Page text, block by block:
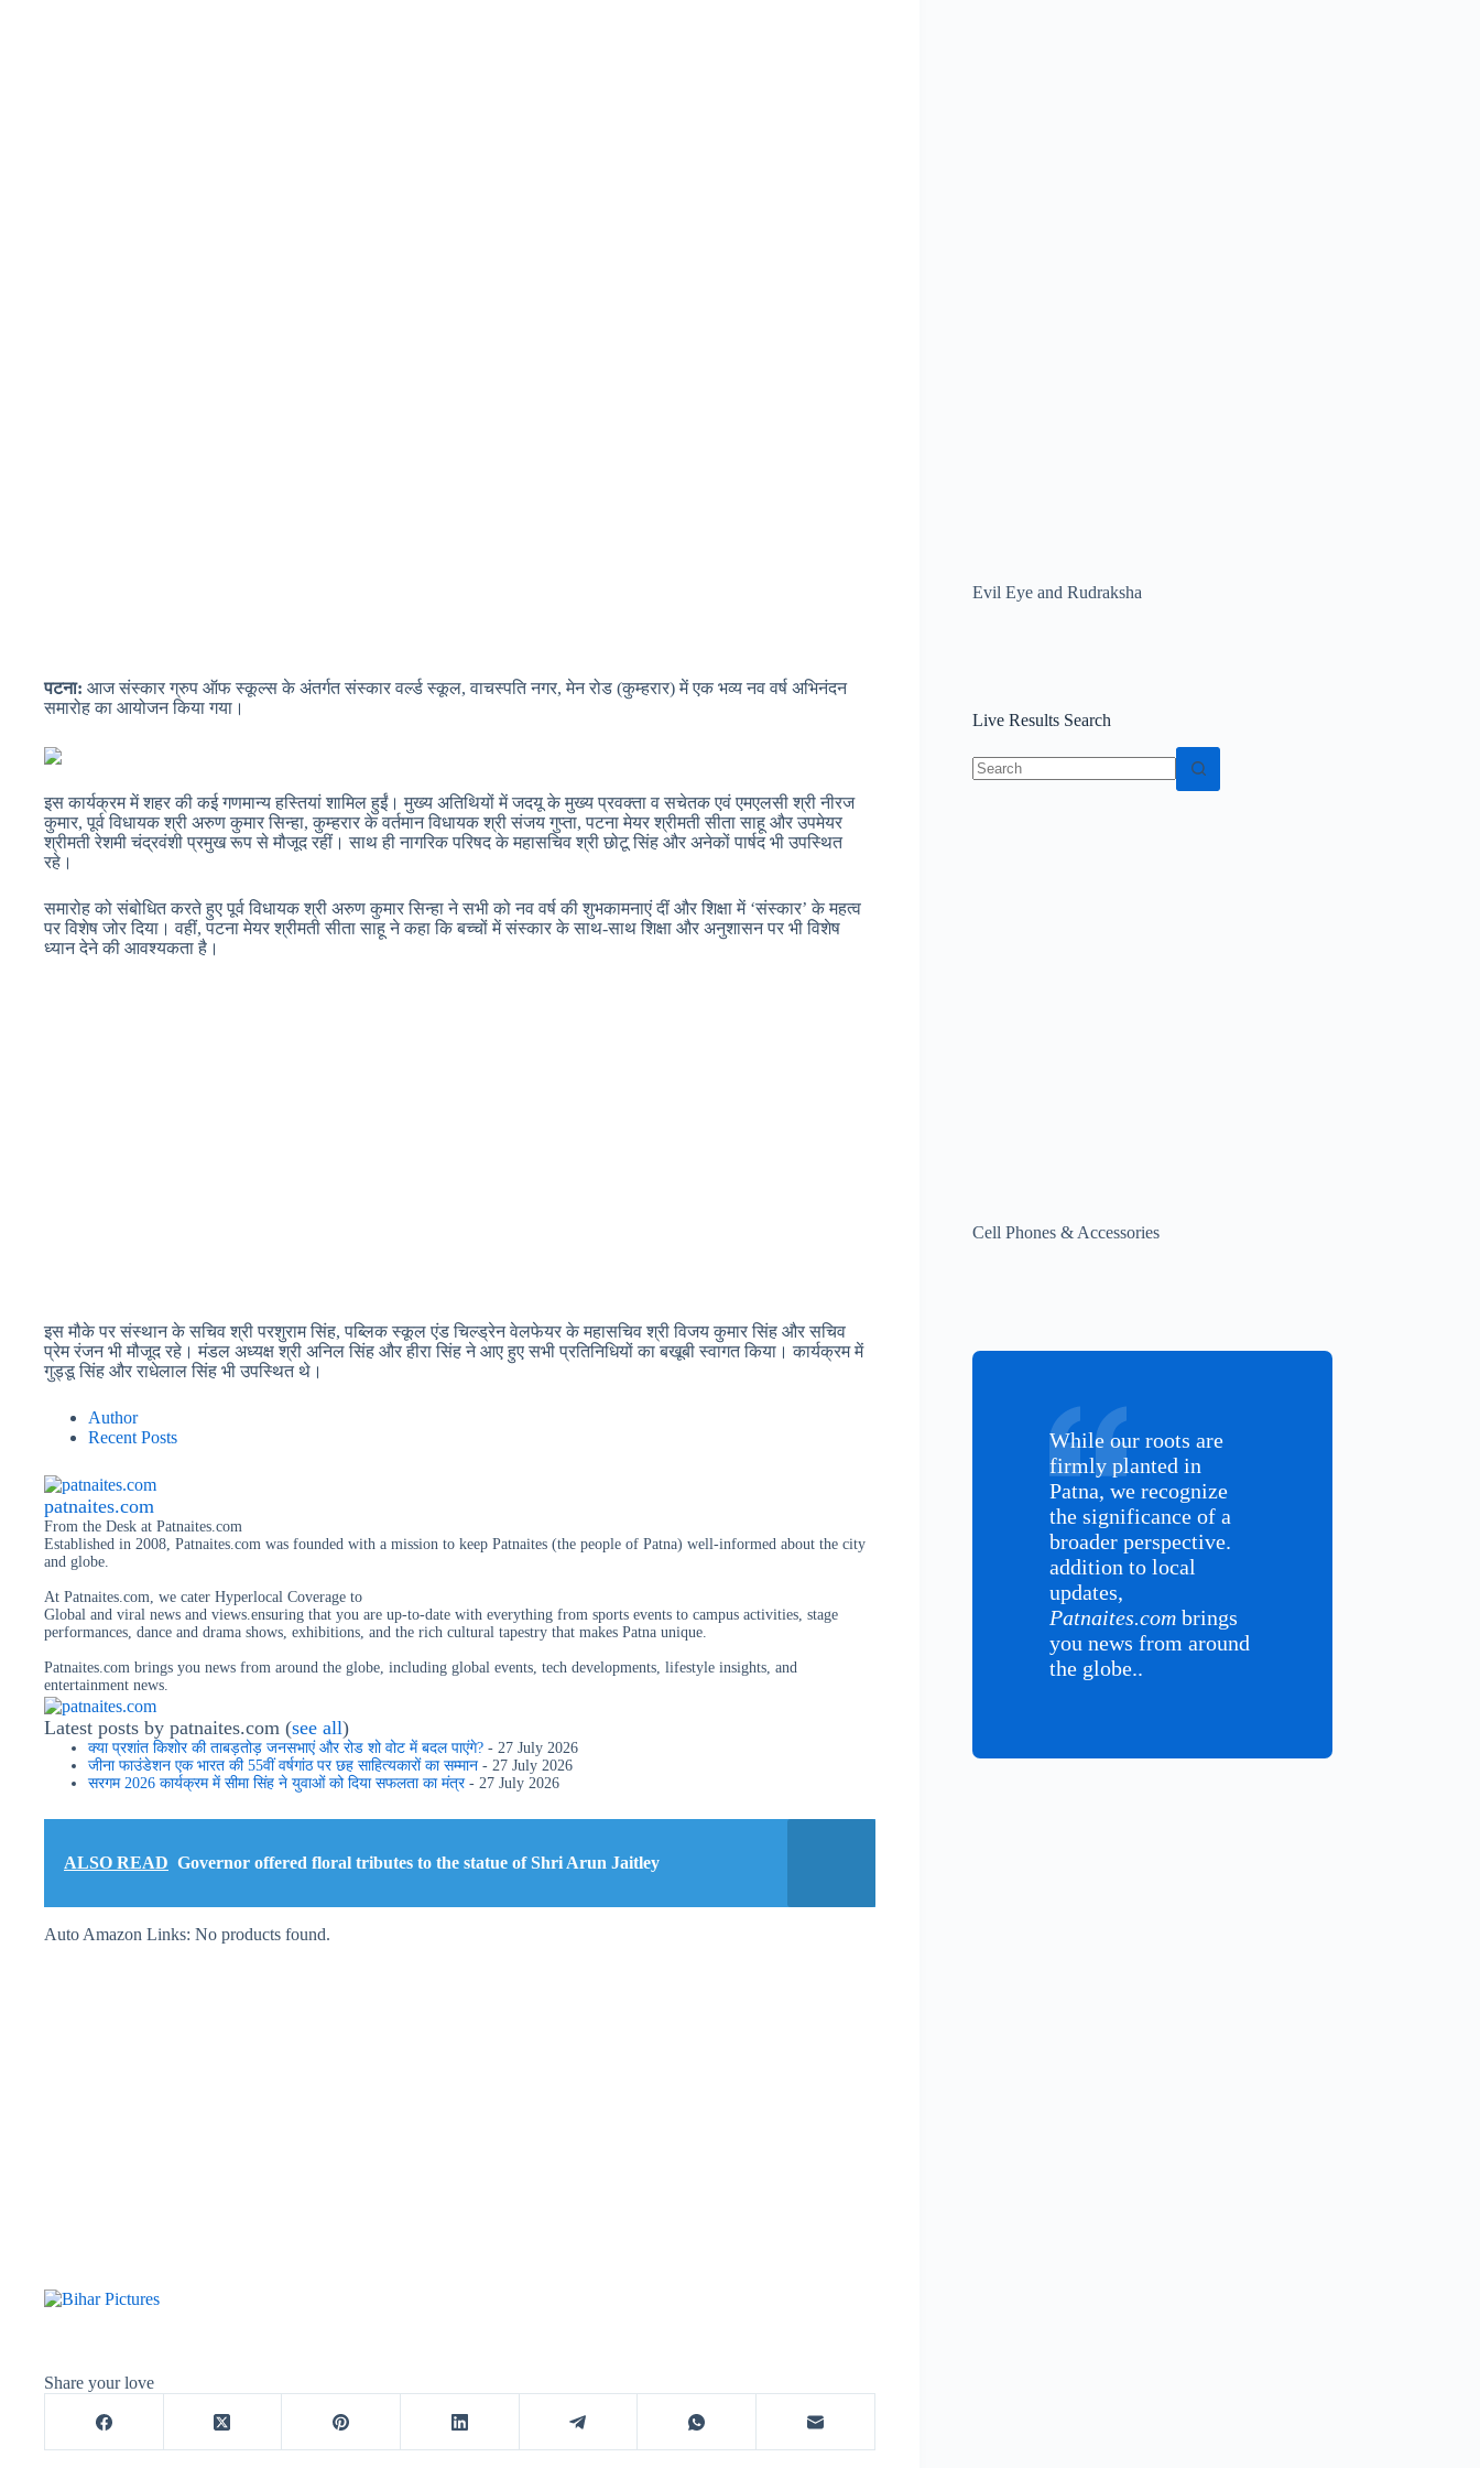
पटना: आज संस्कार ग्रुप ऑफ स्कूल्स के अंतर्गत संस्कार वर्ल्ड स्कूल, वाचस्पति नगर, मेन रोड (कुम्हरार) में एक भव्य नव वर्ष अभिनंदन
समारोह का आयोजन किया गया।
इस कार्यक्रम में शहर की कई गणमान्य हस्तियां शामिल हुईं। मुख्य अतिथियों में जदयू के मुख्य प्रवक्ता व सचेतक एवं एमएलसी श्री नीरज
कुमार, पूर्व विधायक श्री अरुण कुमार सिन्हा, कुम्हरार के वर्तमान विधायक श्री संजय गुप्ता, पटना मेयर श्रीमती सीता साहू और उपमेयर
श्रीमती रेशमी चंद्रवंशी प्रमुख रूप से मौजूद रहीं। साथ ही नागरिक परिषद के महासचिव श्री छोटू सिंह और अनेकों पार्षद भी उपस्थित
रहे।
समारोह को संबोधित करते हुए पूर्व विधायक श्री अरुण कुमार सिन्हा ने सभी को नव वर्ष की शुभकामनाएं दीं और शिक्षा में ‘संस्कार’ के महत्व
पर विशेष जोर दिया। वहीं, पटना मेयर श्रीमती सीता साहू ने कहा कि बच्चों में संस्कार के साथ-साथ शिक्षा और अनुशासन पर भी विशेष
ध्यान देने की आवश्यकता है।
इस मौके पर संस्थान के सचिव श्री परशुराम सिंह, पब्लिक स्कूल एंड चिल्ड्रेन वेलफेयर के महासचिव श्री विजय कुमार सिंह और सचिव
प्रेम रंजन भी मौजूद रहे। मंडल अध्यक्ष श्री अनिल सिंह और हीरा सिंह ने आए हुए सभी प्रतिनिधियों का बखूबी स्वागत किया। कार्यक्रम में
गुड्डू सिंह और राधेलाल सिंह भी उपस्थित थे।
Author
Recent Posts
patnaites.com
From the Desk at Patnaites.com
Established in 2008, Patnaites.com was founded with a mission to keep Patnaites (the people of Patna) well-informed about the city
and globe.
At Patnaites.com, we cater Hyperlocal Coverage to
Global and viral news and views.ensuring that you are up-to-date with everything from sports events to campus activities, stage
performances, dance and drama shows, exhibitions, and the rich cultural tapestry that makes Patna unique.
Patnaites.com brings you news from around the globe, including global events, tech developments, lifestyle insights, and
entertainment news.
Latest posts by patnaites.com (see all)
क्या प्रशांत किशोर की ताबड़तोड़ जनसभाएं और रोड शो वोट में बदल पाएंगे? - 27 July 2026
जीना फाउंडेशन एक भारत की 55वीं वर्षगांठ पर छह साहित्यकारों का सम्मान - 27 July 2026
सरगम 2026 कार्यक्रम में सीमा सिंह ने युवाओं को दिया सफलता का मंत्र- 27 July 2026
ALSO READ Governor offered floral tributes to the statue of Shri Arun Jaitley
Auto Amazon Links: No products found.
Share your love
Evil Eye and Rudraksha
Live Results Search
Cell Phones & Accessories
While our roots are
firmly planted in
Patna, we recognize
the significance of a
broader perspective.
addition to local
updates,
Patnaites.com brings
you news from around
the globe..